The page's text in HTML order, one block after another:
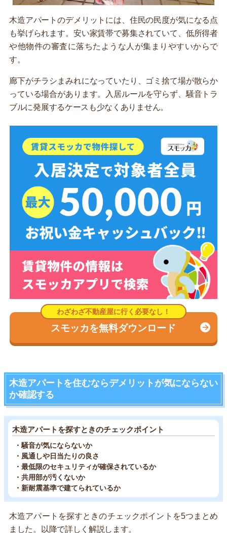
木造アパートのデメリットには、住民の民度が気になる点
も挙げられます。安い家賃帯で募集されていて、低所得者
や他物件の審査に落ちたような人が集まりやすいからで
す。
廊下がチラシまみれになっていたり、ゴミ捨て場が散らか
っている場合があります。入居ルールを守らず、騒音トラ
ブルに発展するケースも少なくありません。
スモッカを無料ダウンロード
木造アパートを住むならデメリットが気にならない
か確認する
木造アパートを探すときのチェックポイント
・騒音が気にならないか
・風通しや日当たりの良さ
・最低限のセキュリティが確保されているか
・共用部が汚くないか
・新耐震基準で建てられているか
木造アパートを探すときのチェックポイントを5つまとめ
ました。以降で詳しく解説します。